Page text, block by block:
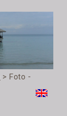
> Foto -